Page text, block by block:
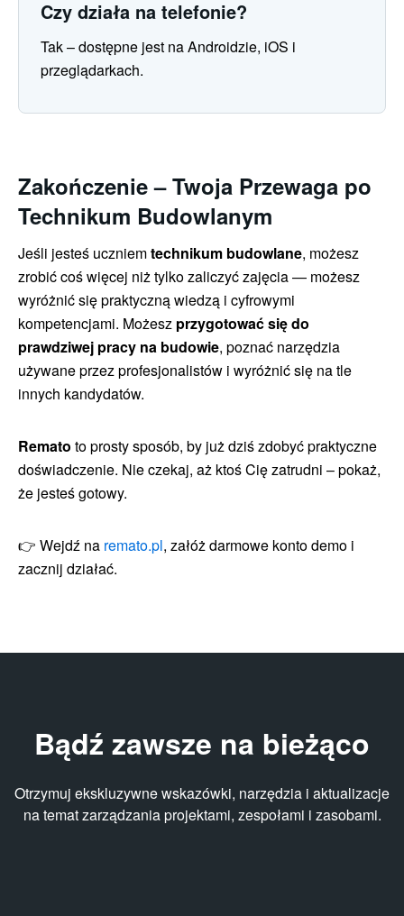
Czy działa na telefonie?
Tak – dostępne jest na Androidzie, iOS i
przeglądarkach.
Zakończenie – Twoja Przewaga po
Technikum Budowlanym
Jeśli jesteś uczniemtechnikum budowlane, możesz
zrobić coś więcej niż tylko zaliczyć zajęcia — możesz
wyróżnić się praktyczną wiedzą i cyfrowymi
kompetencjami. Możesz przygotować się do
prawdziwej pracy na budowie, poznać narzędzia
używane przez profesjonalistów i wyróżnić się na tle
innych kandydatów.
Remato to prosty sposób, by już dziś zdobyć praktyczne
doświadczenie. Nie czekaj, aż ktoś Cię zatrudni – pokaż,
że jesteś gotowy.
👉 Wejdź na remato.pl, załóż darmowe konto demo i
zacznij działać.
Bądź zawsze na bieżąco
Otrzymuj ekskluzywne wskazówki, narzędzia i aktualizacje
na temat zarządzania projektami, zespołami i zasobami.